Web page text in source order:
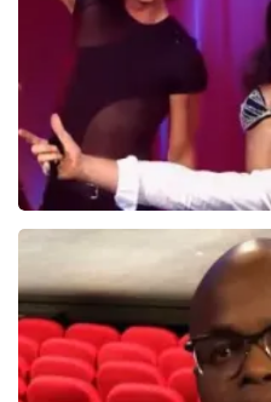
BEKIJKEN
Hans Klok
314+ reviews
BEKIJKEN